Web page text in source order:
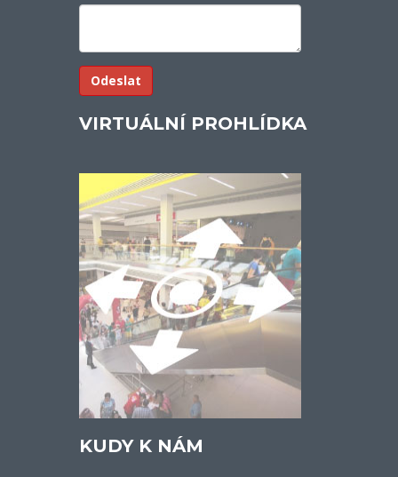
VIRTUÁLNÍ PROHLÍDKA
KUDY K NÁM